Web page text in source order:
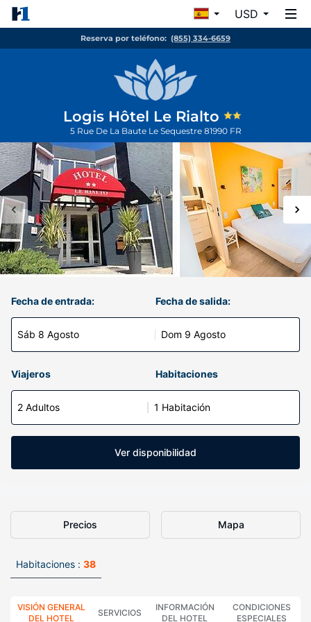
USD
Reserva por teléfono: (855) 334-6659
Logis Hôtel Le Rialto
5 Rue De La Baute Le Sequestre 81990 FR
Fecha de entrada:
Sáb 8 Agosto
Fecha de salida:
Dom 9 Agosto
Viajeros Habitaciones
2 Adultos 1 Habitación
Ver disponibilidad
Precios Mapa
Habitaciones : 38
VISIÓN GENERAL
DEL HOTEL
SERVICIOS
INFORMACIÓN
DEL HOTEL
CONDICIONES
ESPECIALES